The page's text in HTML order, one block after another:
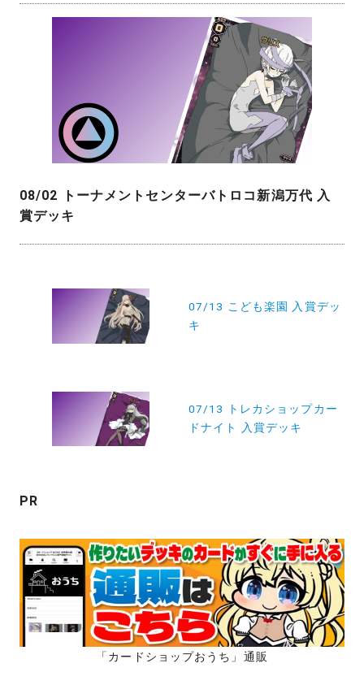
08/02 トーナメントセンターバトロコ新潟万代 入
賞デッキ
ン
07/13 こども楽園 入賞デッ
キ
07/13 トレカショップカー
ドナイト 入賞デッキ
PR
「カードショップおうち」通販